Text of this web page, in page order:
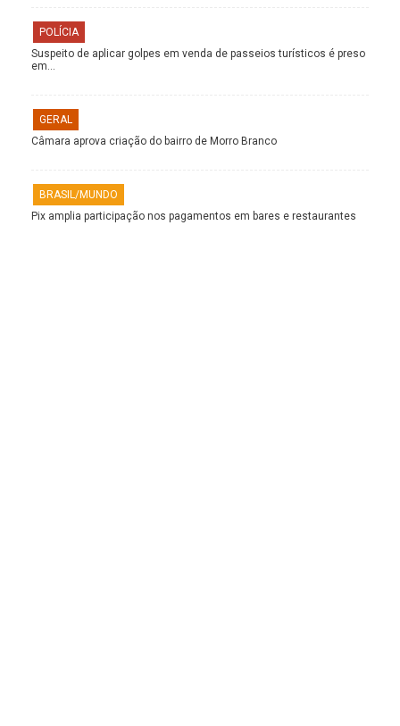
POLÍCIA
Suspeito de aplicar golpes em venda de passeios turísticos é preso
em…
GERAL
Câmara aprova criação do bairro de Morro Branco
BRASIL/MUNDO
Pix amplia participação nos pagamentos em bares e restaurantes